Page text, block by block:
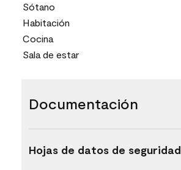
Sótano
Habitación
Cocina
Sala de estar
Documentación
Hojas de datos de seguridad